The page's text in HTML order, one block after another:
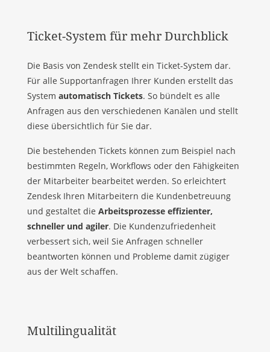
Ticket-System für mehr Durchblick
Die Basis von Zendesk stellt ein Ticket-System dar.
Für alle Supportanfragen Ihrer Kunden erstellt das
System automatisch Tickets. So bündelt es alle
Anfragen aus den verschiedenen Kanälen und stellt
diese übersichtlich für Sie dar.
Die bestehenden Tickets können zum Beispiel nach
bestimmten Regeln, Workflows oder den Fähigkeiten
der Mitarbeiter bearbeitet werden. So erleichtert
Zendesk Ihren Mitarbeitern die Kundenbetreuung
und gestaltet die Arbeitsprozesse effizienter,
schneller und agiler. Die Kundenzufriedenheit
verbessert sich, weil Sie Anfragen schneller
beantworten können und Probleme damit zügiger
aus der Welt schaffen.
Multilingualität